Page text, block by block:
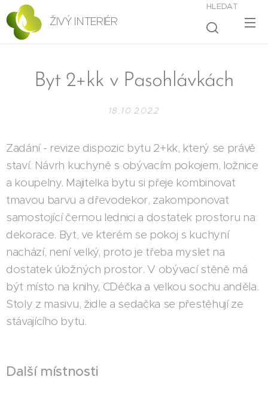
ŽIVÝ INTERIÉR
HLEDAT
Byt 2+kk v Pasohlávkách
18.10.2022
Zadání - revize dispozic bytu 2+kk, který se právě
staví. Návrh kuchyně s obývacím pokojem, ložnice
a koupelny. Majitelka bytu si přeje kombinovat
tmavou barvu a dřevodekor, zakomponovat
samostojící černou lednici a dostatek prostoru na
dekorace. Byt, ve kterém se pokoj s kuchyní
nachází, není velký, proto je třeba myslet na
dostatek úložných prostor. V obývací stěně má
být místo na knihy, CDéčka a velkou sochu anděla.
Stoly z masivu, židle a sedačka se přestěhují ze
stávajícího bytu.
Další místnosti